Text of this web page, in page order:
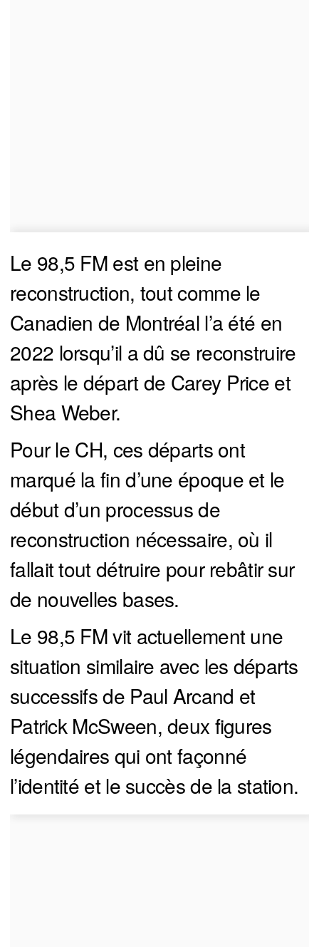
Le 98,5 FM est en pleine
reconstruction, tout comme le
Canadien de Montréal l’a été en
2022 lorsqu’il a dû se reconstruire
après le départ de Carey Price et
Shea Weber.
Pour le CH, ces départs ont
marqué la fin d’une époque et le
début d’un processus de
reconstruction nécessaire, où il
fallait tout détruire pour rebâtir sur
de nouvelles bases.
Le 98,5 FM vit actuellement une
situation similaire avec les départs
successifs de Paul Arcand et
Patrick McSween, deux figures
légendaires qui ont façonné
l’identité et le succès de la station.